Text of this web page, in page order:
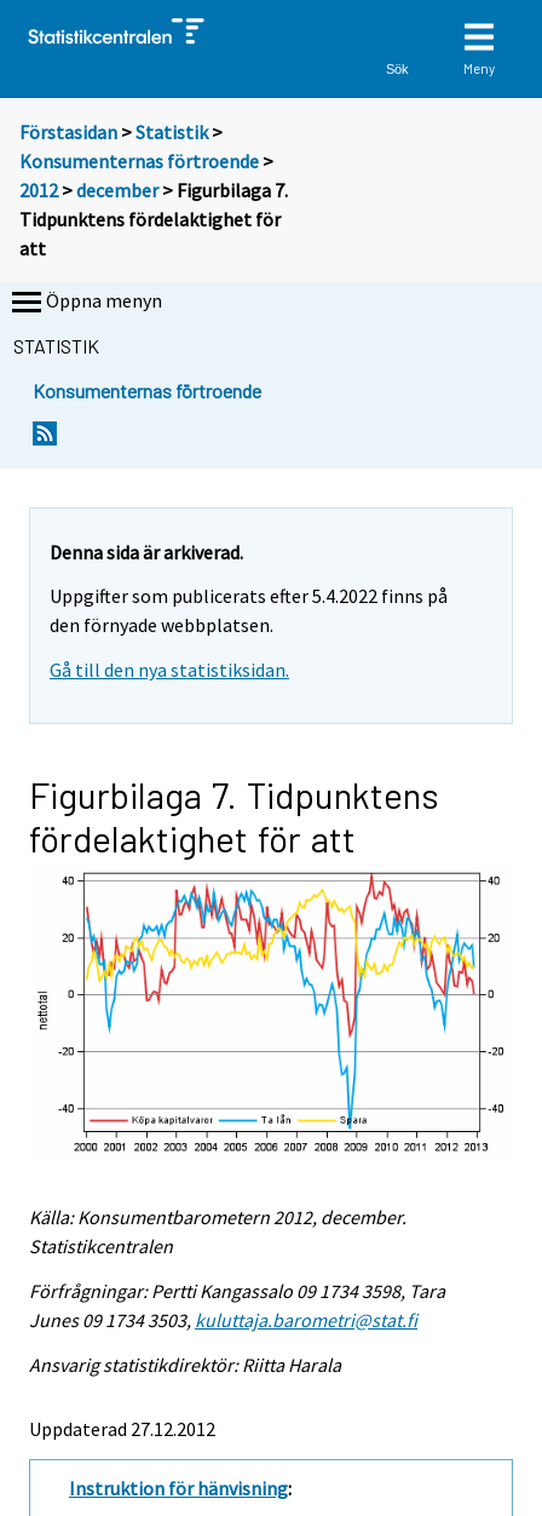
Sök Meny
Förstasidan >Statistik >
Konsumenternas förtroende >
2012>december> Figurbilaga 7.
Tidpunktens fördelaktighet för
att
Öppna menyn
STATISTIK
Konsumenternas förtroende
Denna sida är arkiverad.
Uppgifter som publicerats efter 5.4.2022 finns på
den förnyade webbplatsen.
Gå till den nya statistiksidan.
Figurbilaga 7. Tidpunktens
fördelaktighet för att
Källa: Konsumentbarometern 2012, december.
Statistikcentralen
Förfrågningar: Pertti Kangassalo 09 1734 3598, Tara
Junes 09 1734 3503, kuluttaja.barometri@stat.fi
Ansvarig statistikdirektör: Riitta Harala
Uppdaterad 27.12.2012
Instruktion för hänvisning: